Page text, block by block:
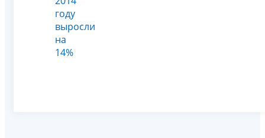
году
выросли
на
14%